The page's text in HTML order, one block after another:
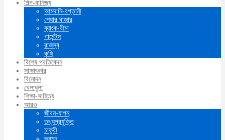
শিল্প-বানিজ্য
আমদানি-রপ্তানী
শেয়ার বাজার
ব্যাংক-বীমা
গার্মেন্টস
রাজস্ব
কৃষি
বিশেষ প্রতিবেদন
সাক্ষাৎকার
বিনোদন
খেলাধুলা
শিক্ষা-সাহিত্য
আরও
জীবন-যাপন
তথ্যপ্রযুক্তি
চাকুরী